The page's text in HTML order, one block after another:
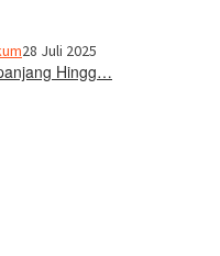
28 Juli 2025
Hingg…